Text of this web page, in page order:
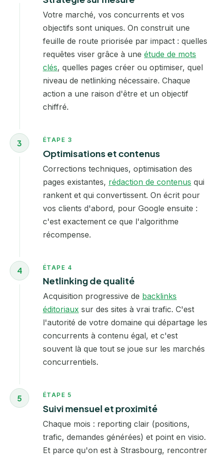
Votre marché, vos concurrents et vos
objectifs sont uniques. On construit une
feuille de route priorisée par impact : quelles
requêtes viser grâce à une étude de mots
clés, quelles pages créer ou optimiser, quel
niveau de netlinking nécessaire. Chaque
action a une raison d'être et un objectif
chiffré.
3 ÉTAPE 3
Optimisations et contenus
Corrections techniques, optimisation des
pages existantes, rédaction de contenus qui
rankent et qui convertissent. On écrit pour
vos clients d'abord, pour Google ensuite :
c'est exactement ce que l'algorithme
récompense.
4 ÉTAPE 4
Netlinking de qualité
Acquisition progressive de backlinks
éditoriaux sur des sites à vrai trafic. C'est
l'autorité de votre domaine qui départage les
concurrents à contenu égal, et c'est
souvent là que tout se joue sur les marchés
concurrentiels.
5 ÉTAPE 5
Suivi mensuel et proximité
Chaque mois : reporting clair (positions,
trafic, demandes générées) et point en visio.
Et parce qu'on est à Strasbourg, rencontrer